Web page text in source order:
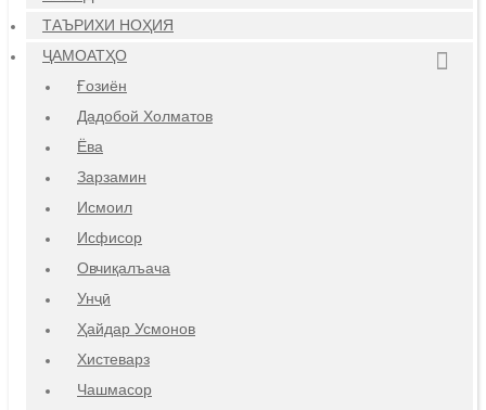
ТАЪРИХИ НОҲИЯ
ҶАМОАТҲО
Ғозиён
Дадобой Холматов
Ёва
Зарзамин
Исмоил
Исфисор
Овчиқалъача
Унҷӣ
Ҳайдар Усмонов
Хистеварз
Чашмасор